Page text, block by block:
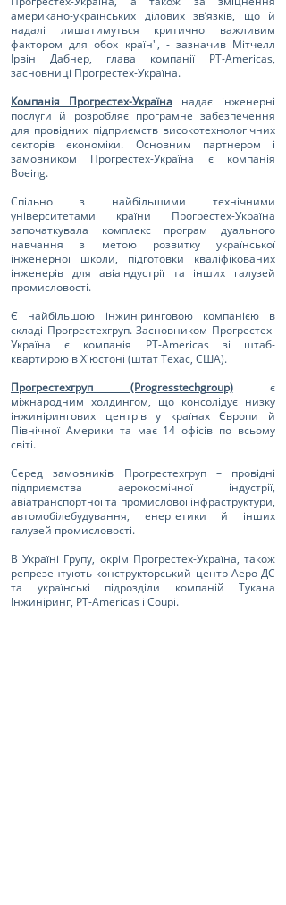
американо-українських ділових зв’язків, що й
надалі лишатимуться критично важливим
фактором для обох країн", - зазначив Мітчелл
Ірвін Дабнер, глава компанії PT-Americas,
засновниці Прогрестех-Україна.
Компанія Прогрестех-Україна надає інженерні
послуги й розробляє програмне забезпечення
для провідних підприємств високотехнологічних
секторів економіки. Основним партнером і
замовником Прогрестех-Україна є компанія
Boeing.
Спільно з найбільшими технічними
університетами країни Прогрестех-Україна
започаткувала комплекс програм дуального
навчання з метою розвитку української
інженерної школи, підготовки кваліфікованих
інженерів для авіаіндустрії та інших галузей
промисловості.
Є найбільшою інжиніринговою компанією в
складі Прогрестехгруп. Засновником Прогрестех-
Україна є компанія PT-Americas зі штаб-
квартирою в Х'юстоні (штат Техас, США).
Прогрестехгруп (Progresstechgroup)є
міжнародним холдингом, що консолідує низку
інжинірингових центрів у країнах Європи й
Північної Америки та має 14 офісів по всьому
світі.
Серед замовників Прогрестехгруп – провідні
підприємства аерокосмічної індустрії,
авіатранспортної та промислової інфраструктури,
автомобілебудування, енергетики й інших
галузей промисловості.
В Україні Групу, окрім Прогрестех-Україна, також
репрезентують конструкторський центр Аеро ДС
та українські підрозділи компаній Тукана
Інжиніринг, PT-Americas і Соupi.